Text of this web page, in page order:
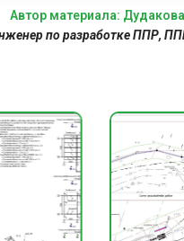
Автор материала:
по разработке ППР,